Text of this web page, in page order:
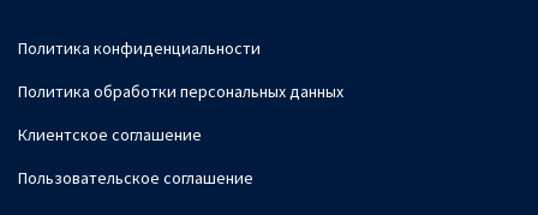
Политика конфиденциальности
Политика обработки персональных данных
Клиентское соглашение
Пользовательское соглашение